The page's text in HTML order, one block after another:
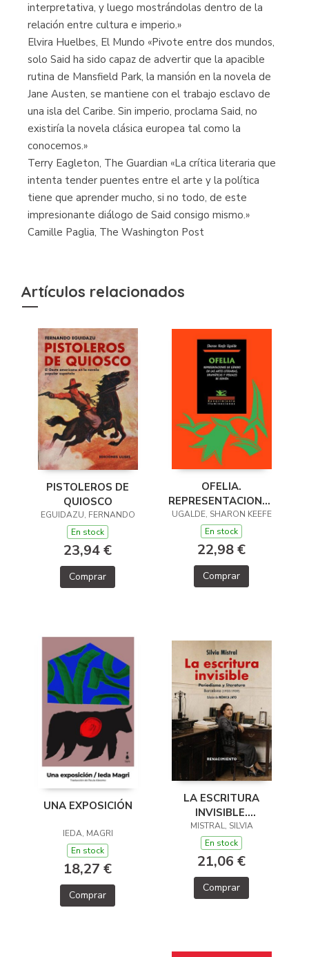
interpretativa, y luego mostrándolas dentro de la
relación entre cultura e imperio.»
Elvira Huelbes, El Mundo «Pivote entre dos mundos,
solo Said ha sido capaz de advertir que la apacible
rutina de Mansfield Park, la mansión en la novela de
Jane Austen, se mantiene con el trabajo esclavo de
una isla del Caribe. Sin imperio, proclama Said, no
existiría la novela clásica europea tal como la
conocemos.»
Terry Eagleton, The Guardian «La crítica literaria que
intenta tender puentes entre el arte y la política
tiene que aprender mucho, si no todo, de este
impresionante diálogo de Said consigo mismo.»
Camille Paglia, The Washington Post
Artículos relacionados
PISTOLEROS DE
QUIOSCO
EGUIDAZU, FERNANDO
En stock
23,94 €
Comprar
OFELIA.
REPRESENTACIONES
DE GÉNERO EN LAS
ARTES LITERARIAS,
DRAMÁTICAS Y
VISUALE
UGALDE, SHARON KEEFE
En stock
22,98 €
Comprar
UNA EXPOSICIÓN
IEDA, MAGRI
En stock
18,27 €
Comprar
LA ESCRITURA
INVISIBLE.
PERIODISMO Y
LITERATURA.
BARCELONA (1933-
1939)
MISTRAL, SILVIA
En stock
21,06 €
Comprar